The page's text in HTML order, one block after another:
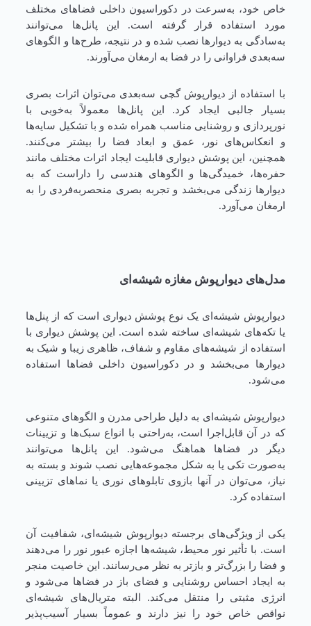
خاص خود، به‌سرعت در دکوراسیون داخلی فضاهای مختلف
مورد استفاده قرار گرفته است. این پانل‌ها می‌توانند
به‌سادگی به دیوارها نصب شده و در نتیجه، طرح‌ها و الگوهای
سه‌بعدی فراوانی را در فضا به ارمغان می‌آورند.
با استفاده از دیوارپوش گچی سه‌بعدی می‌توان اثرات بصری
بسیار جالبی ایجاد کرد. این پانل‌ها معمولاً به‌خوبی با
نورپردازی و روشنایی مناسب همراه شده و با تشکیل سایه‌ها
و انعکاس‌های نور، عمق و ابعاد فضا را بیشتر می‌کنند.
همچنین، این پوشش دیواری قابلیت ایجاد اثرات مختلف مانند
حفره‌ها، خمیدگی‌ها و الگوهای هندسی را داراست که به
دیوارها زندگی می‌بخشد و تجربه بصری منحصربه‌فردی را به
ارمغان می‌آورد.
مدل‌های دیوارپوش مغازه شیشه‌ای
دیوارپوش شیشه‌ای یک نوع پوشش دیواری است که از پنل‌ها
یا تکه‌های شیشه‌ای ساخته شده است. این پوشش دیواری با
استفاده از شیشه‌های مقاوم و شفاف، ظاهری زیبا و شیک به
دیوارها می‌بخشد و در دکوراسیون داخلی فضاها استفاده
می‌شود.
دیوارپوش شیشه‌ای به دلیل طراحی مدرن و الگوهای متنوعی
که در آن قابل‌اجرا است، به‌راحتی با انواع سبک‌ها و تزیینات
دیگر در فضاها هماهنگ می‌شود. این پانل‌ها می‌توانند
به‌صورت تکی یا به شکل مجموعه‌هایی نصب شوند و بسته به
نیاز، می‌توان در آنها بازوی تابلوهای نوری یا نماهای تزیینی
استفاده کرد.
یکی از ویژگی‌های برجسته دیوارپوش شیشه‌ای، شفافیت آن
است. با تأثیر نور محیط، شیشه‌ها اجازه عبور نور را می‌دهند
و فضا را بزرگ‌تر و بازتر به نظر می‌رسانند. این خاصیت منجر
به ایجاد احساس روشنایی و فضای باز در فضاها می‌شود و
انرژی مثبتی را منتقل می‌کند. البته متریال‌های شیشه‌ای
نواقص خاص خود را نیز دارند و عموماً بسیار آسیب‌پذیر